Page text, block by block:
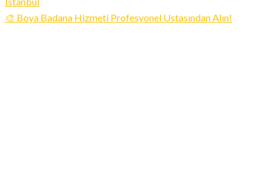
🎨 Boya Badana Hizmeti Profesyonel Ustasından Alın!